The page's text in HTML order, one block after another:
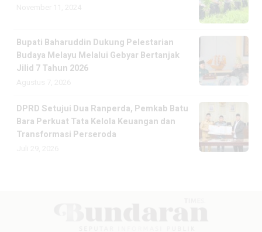
Bupati Baharuddin Dukung Pelestarian
Budaya Melayu Melalui Gebyar Bertanjak
Jilid 7 Tahun 2026
DPRD Setujui Dua Ranperda, Pemkab Batu
Bara Perkuat Tata Kelola Keuangan dan
Transformasi Perseroda